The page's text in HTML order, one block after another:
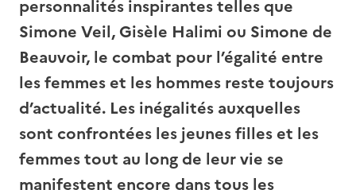
personnalités inspirantes telles que
Simone Veil, Gisèle Halimi ou Simone de
Beauvoir, le combat pour l’égalité entre
les femmes et les hommes reste toujours
d’actualité. Les inégalités auxquelles
sont confrontées les jeunes filles et les
femmes tout au long de leur vie se
manifestent encore dans tous les